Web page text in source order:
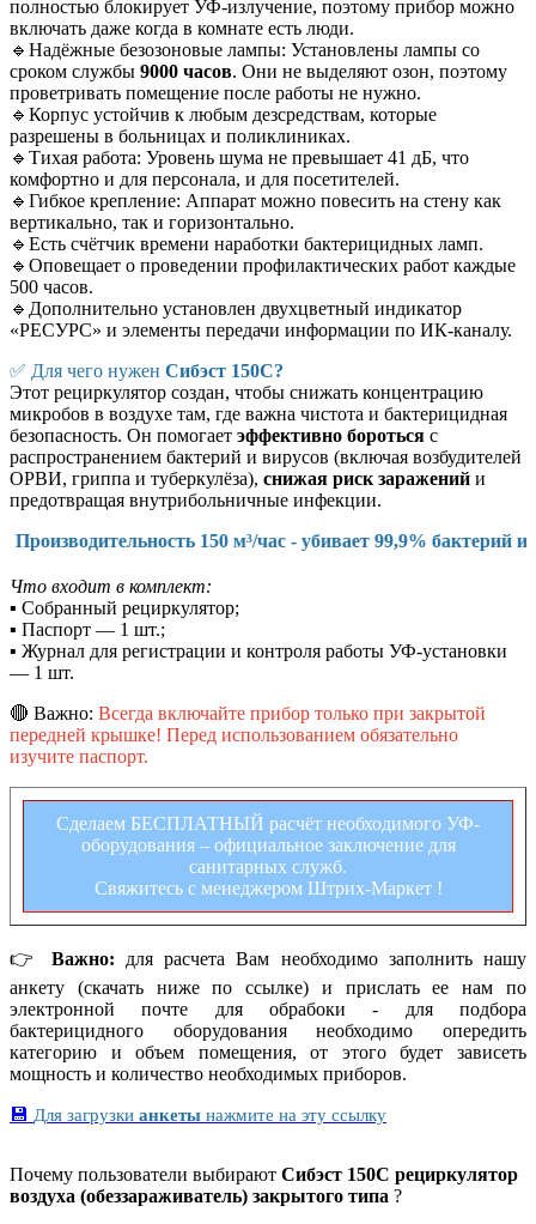
полностью блокирует УФ-излучение, поэтому прибор можно
включать даже когда в комнате есть люди.
🔹 Надёжные безозоновые лампы: Установлены лампы со
сроком службы 9000 часов. Они не выделяют озон, поэтому
проветривать помещение после работы не нужно.
🔹 Корпус устойчив к любым дезсредствам, которые
разрешены в больницах и поликлиниках.
🔹 Тихая работа: Уровень шума не превышает 41 дБ, что
комфортно и для персонала, и для посетителей.
🔹 Гибкое крепление: Аппарат можно повесить на стену как
вертикально, так и горизонтально.
🔹Есть счётчик времени наработки бактерицидных ламп.
🔹Оповещает о проведении профилактических работ каждые
500 часов.
🔹Дополнительно установлен двухцветный индикатор
«РЕСУРС» и элементы передачи информации по ИК-каналу.
✅ Для чего нужен Сибэст 150С?
Этот рециркулятор создан, чтобы снижать концентрацию
микробов в воздухе там, где важна чистота и бактерицидная
безопасность. Он помогает эффективно бороться с
распространением бактерий и вирусов (включая возбудителей
ОРВИ, гриппа и туберкулёза), снижая риск заражений и
предотвращая внутрибольничные инфекции.
м³/час - убивает 99,9% бактерий и вирусов
Что входит в комплект:
▪ Собранный рециркулятор;
▪ Паспорт — 1 шт.;
▪ Журнал для регистрации и контроля работы УФ-установки
— 1 шт.
🔴 Важно: Всегда включайте прибор только при закрытой
передней крышке! Перед использованием обязательно
изучите паспорт.
Сделаем БЕСПЛАТНЫЙ расчёт необходимого УФ-
оборудования – официальное заключение для
санитарных служб.
Свяжитесь с менеджером Штрих-Маркет !
👉 Важно: для расчета Вам необходимо заполнить нашу
анкету (скачать ниже по ссылке) и прислать ее нам по
электронной почте для обрабоки - для подбора
бактерицидного оборудования необходимо опередить
категорию и объем помещения, от этого будет зависеть
мощность и количество необходимых приборов.
💾 Для загрузки анкеты нажмите на эту ссылку
Почему пользователи выбирают Сибэст 150С рециркулятор
воздуха (обеззараживатель) закрытого типа ?